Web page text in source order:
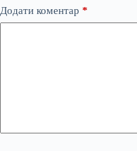
Додати коментар *